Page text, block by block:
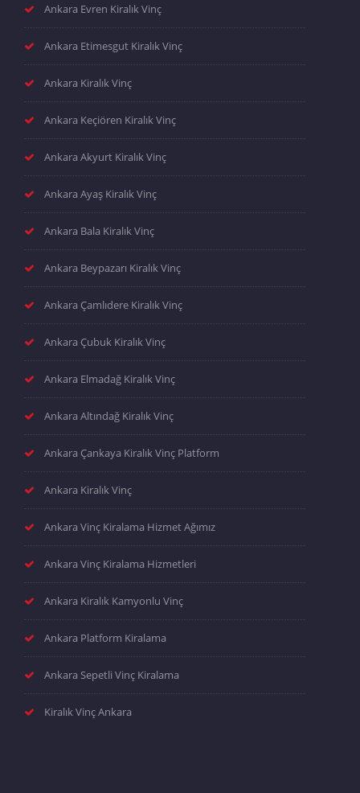
Ankara Evren Kiralık Vinç
Ankara Etimesgut Kiralık Vinç
Ankara Kiralık Vinç
Ankara Keçiören Kiralık Vinç
Ankara Akyurt Kiralık Vinç
Ankara Ayaş Kiralık Vinç
Ankara Bala Kiralık Vinç
Ankara Beypazarı Kiralık Vinç
Ankara Çamlıdere Kiralık Vinç
Ankara Çubuk Kiralık Vinç
Ankara Elmadağ Kiralık Vinç
Ankara Altındağ Kiralık Vinç
Ankara Çankaya Kiralık Vinç Platform
Ankara Kiralık Vinç
Ankara Vinç Kiralama Hizmet Ağımız
Ankara Vinç Kiralama Hizmetleri
Ankara Kiralık Kamyonlu Vinç
Ankara Platform Kiralama
Ankara Sepetli Vinç Kiralama
Kiralık Vinç Ankara